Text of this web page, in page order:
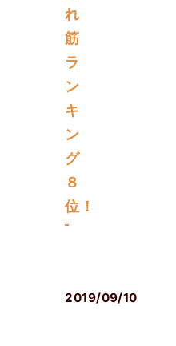
れ
筋
ラ
ン
キ
ン
グ
８
位！
2019/09/10